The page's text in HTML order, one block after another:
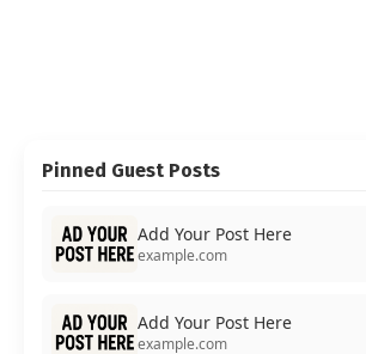
Pinned Guest Posts
Add Your Post Here
example.com
Add Your Post Here
example.com